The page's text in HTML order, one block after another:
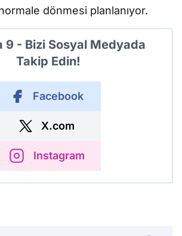
dönmesi planlanıyor.
9 - Bizi Sosyal Medyada
Takip Edin!
Facebook
X.com
Instagram